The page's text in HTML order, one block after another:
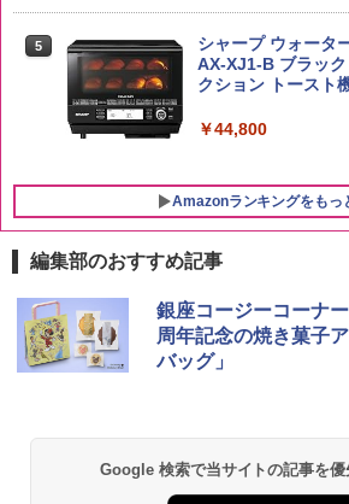
￥20,000
5
シャープ ウォータ
AX-XJ1-B ブラッ
クション トースト
￥44,800
Amazonランキングをもっ
編集部のおすすめ記事
銀座コージーコーナ
周年記念の焼き菓子
バッグ」
Google 検索で当サイトの記事を優